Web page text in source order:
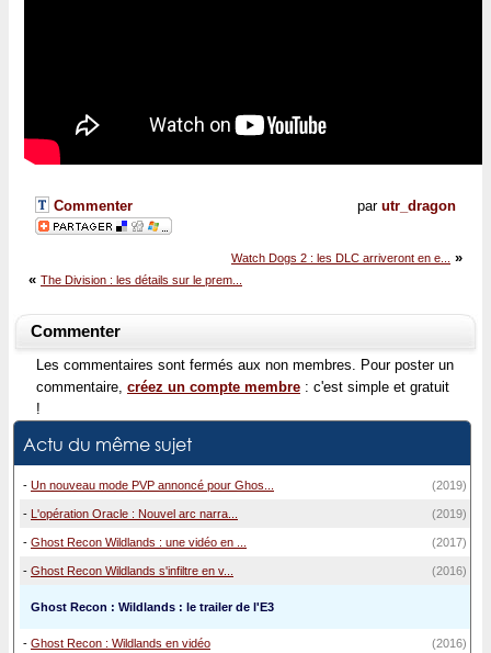
par utr_dragon
Commenter
Watch Dogs 2 : les DLC arriveront en e...
»
« The Division : les détails sur le prem...
Commenter
Les commentaires sont fermés aux non membres. Pour poster un
commentaire, créez un compte membre : c'est simple et gratuit
!
Actu du même sujet
- Un nouveau mode PVP annoncé pour Ghos... (2019)
- L'opération Oracle : Nouvel arc narra... (2019)
- Ghost Recon Wildlands : une vidéo en ... (2017)
- Ghost Recon Wildlands s'infiltre en v... (2016)
Ghost Recon : Wildlands : le trailer de l'E3
- Ghost Recon : Wildlands en vidéo (2016)